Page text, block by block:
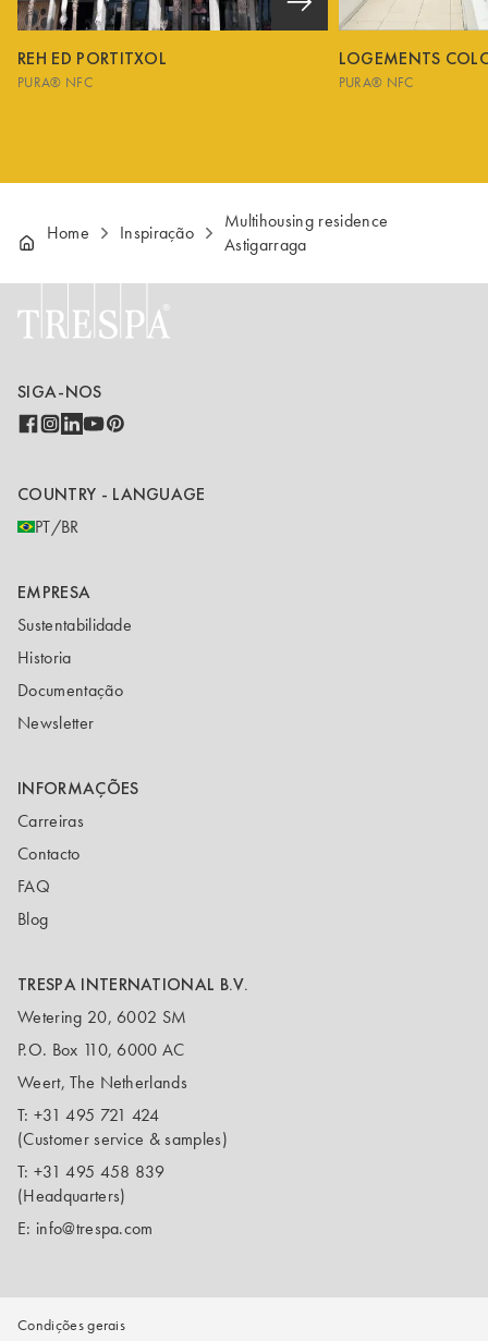
REH ED PORTITXOL
PURA® NFC
LOGEMENTS
PURA® NFC
Home Inspiração
Multihousing residence
Astigarraga
SIGA-NOS
COUNTRY - LANGUAGE
PT/BR
EMPRESA
Sustentabilidade
Historia
Documentação
Newsletter
INFORMAÇÕES
Carreiras
Contacto
FAQ
Blog
TRESPA INTERNATIONAL B.V.
Wetering 20, 6002 SM
P.O. Box 110, 6000 AC
Weert, The Netherlands
T: +31 495 721 424
(Customer service & samples)
T: +31 495 458 839
(Headquarters)
E: info@trespa.com
Condições gerais